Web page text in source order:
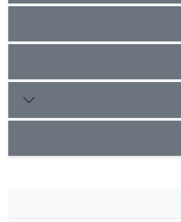
کربن آلی و رس خاک می‌تواند
تغییر کاربری از مرتع به کشاورزی
اما تغییر کاربری به پارک
رس، ظرفیت تبادل کاتیونی و کربن